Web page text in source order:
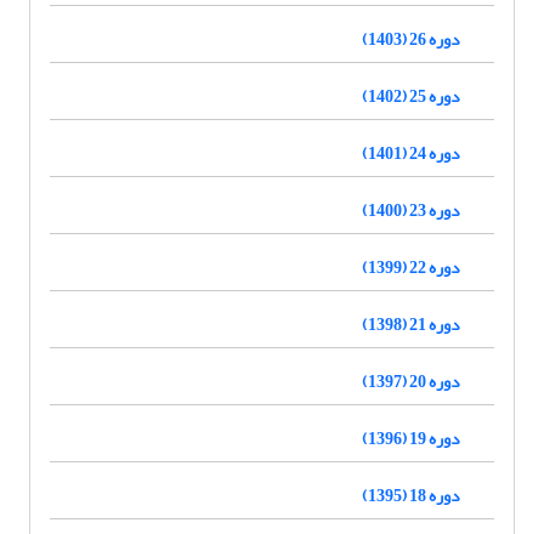
دوره 26 (1403)
دوره 25 (1402)
دوره 24 (1401)
دوره 23 (1400)
دوره 22 (1399)
دوره 21 (1398)
دوره 20 (1397)
دوره 19 (1396)
دوره 18 (1395)